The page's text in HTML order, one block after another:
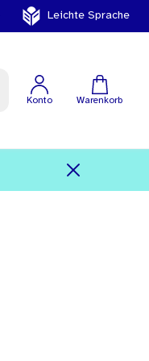
Leichte Sprache
Konto Warenkorb